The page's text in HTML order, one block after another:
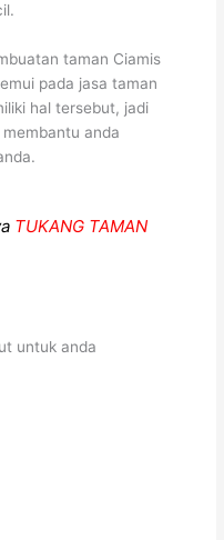
taman Ciamis
pada jasa taman
hal tersebut, jadi
anda
TUKANG TAMAN
untuk anda